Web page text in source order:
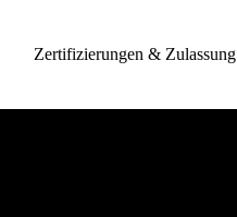
Zertifizierungen & Zulassung